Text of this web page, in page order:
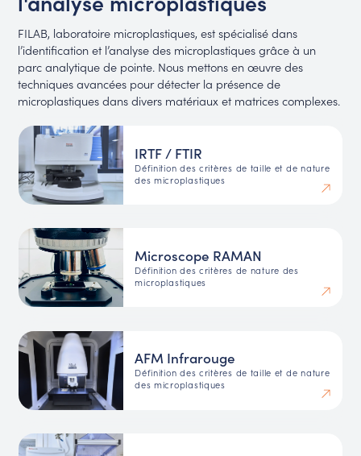
FILAB, laboratoire microplastiques, est spécialisé dans
l’identification et l’analyse des microplastiques grâce à un
parc analytique de pointe. Nous mettons en œuvre des
techniques avancées pour détecter la présence de
microplastiques dans divers matériaux et matrices complexes.
IRTF / FTIR
Définition des critères de taille et de nature
des microplastiques
Microscope RAMAN
Définition des critères de nature des
microplastiques
AFM Infrarouge
Définition des critères de taille et de nature
des microplastiques